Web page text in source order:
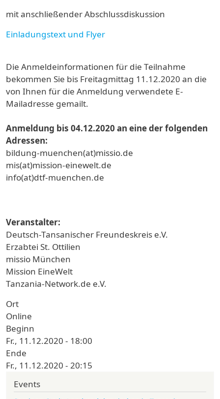
mit anschließender Abschlussdiskussion
Einladungstext und Flyer
Die Anmeldeinformationen für die Teilnahme
bekommen Sie bis Freitagmittag 11.12.2020 an die
von Ihnen für die Anmeldung verwendete E-
Mailadresse gemailt.
Anmeldung bis 04.12.2020 an eine der folgenden
Adressen:
bildung-muenchen(at)missio.de
mis(at)mission-einewelt.de
info(at)dtf-muenchen.de
Veranstalter:
Deutsch-Tansanischer Freundeskreis e.V.
Erzabtei St. Ottilien
missio München
Mission EineWelt
Tanzania-Network.de e.V.
Ort
Online
Beginn
Fr., 11.12.2020 - 18:00
Ende
Fr., 11.12.2020 - 20:15
Events